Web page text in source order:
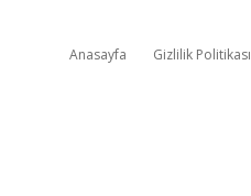
Anasayfa Gizlilik Politikası